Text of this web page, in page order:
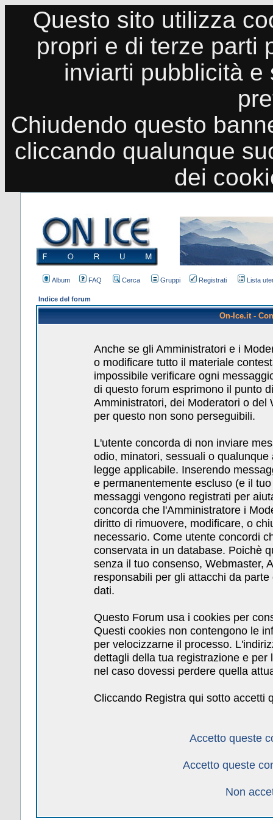
Questo sito utilizza
propri e di terze parti
inviarti pubblicità
Chiudendo questo
cliccando qualunque
dei
Album FAQ Cerca Gruppi Registrati Lista
Indice del forum
On-Ice.it -
Anche se gli Amministratori e i
o modificare tutto il materiale
impossibile verificare ogni
di questo forum esprimono il punto
Amministratori, dei Moderatori o
per questo non sono perseguibili.
L'utente concorda di non inviare
odio, minatori, sessuali o
legge applicabile. Inserendo
e permanentemente escluso (e il
messaggi vengono registrati per
concorda che l'Amministratore i
diritto di rimuovere, modificare, o
necessario. Come utente concordi
conservata in un database. Poichè
senza il tuo consenso, Webmaster,
responsabili per gli attacchi da
dati.
Questo Forum usa i cookies per
Questi cookies non contengono le
per velocizzarne il processo.
dettagli della tua registrazione e
nel caso dovessi perdere quella
Cliccando Registra qui sotto accetti
Accetto queste
Accetto queste
Non